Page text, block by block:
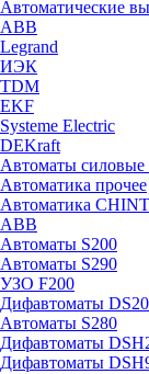
Автоматические
ABB
Legrand
ИЭК
TDM
EKF
Systeme Electric
DEKraft
Автоматы силовые
Автоматика прочее
Автоматика CHINT
ABB
Автоматы S200
Автоматы S290
УЗО F200
Дифавтоматы
Автоматы S280
Дифавтоматы
Дифавтоматы